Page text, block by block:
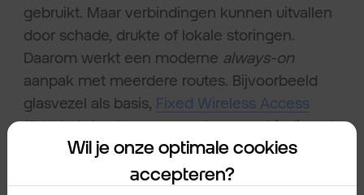
gebruikt. Maar verbindingen kunnen uitvallen
door schade, drukte of lokale storingen.
Daarom werkt een moderne always-on
aanpak met meerdere routes. Bijvoorbeeld
glasvezel als basis, Fixed Wireless Access
(FWA)als back-up en een koperverbinding als
extra zekerheid. Niet 1 techniek maakt het
verschil, maar de combinatie.
Wil je onze optimale cookies
accepteren?